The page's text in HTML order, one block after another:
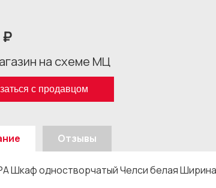
₽
на схеме МЦ
с продавцом
Отзывы
Шкаф одностворчатый Челси белая